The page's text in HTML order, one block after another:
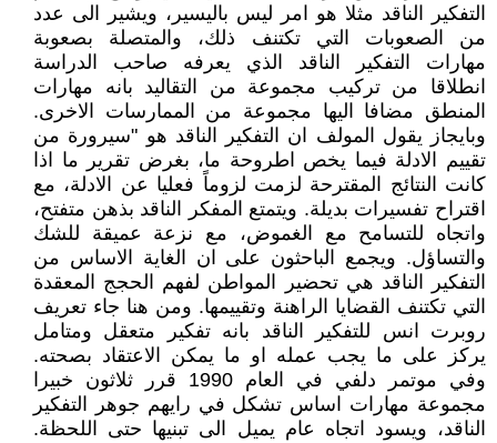
التفكير الناقد مثلا هو امر ليس باليسير، ويشير الى عدد
من الصعوبات التي تكتنف ذلك، والمتصلة بصعوبة
مهارات التفكير الناقد الذي يعرفه صاحب الدراسة
انطلاقا من تركيب مجموعة من التقاليد بانه مهارات
المنطق مضافا اليها مجموعة من الممارسات الاخرى.
وبايجاز يقول المولف ان التفكير الناقد هو "سيرورة من
تقييم الادلة فيما يخص اطروحة ما، بغرض تقرير ما اذا
كانت النتائج المقترحة لزمت لزوماً فعليا عن الادلة، مع
اقتراح تفسيرات بديلة. ويتمتع المفكر الناقد بذهن متفتح،
واتجاه للتسامح مع الغموض، مع نزعة عميقة للشك
والتساؤل. ويجمع الباحثون على ان الغاية الاساس من
التفكير الناقد هي تحضير المواطن لفهم الحجج المعقدة
التي تكتنف القضايا الراهنة وتقييمها. ومن هنا جاء تعريف
روبرت انس للتفكير الناقد بانه تفكير متعقل ومتامل
يركز على ما يجب عمله او ما يمكن الاعتقاد بصحته.
وفي موتمر دلفي في العام 1990 قرر ثلاثون خبيرا
مجموعة مهارات اساس تشكل في رايهم جوهر التفكير
الناقد، ويسود اتجاه عام يميل الى تبنيها حتى اللحظة.